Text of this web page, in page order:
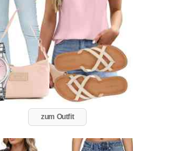
zum Outfit